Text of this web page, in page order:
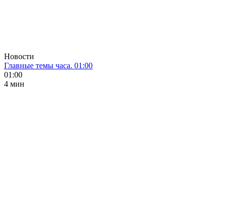
Новости
Главные темы часа. 01:00
01:00
4 мин